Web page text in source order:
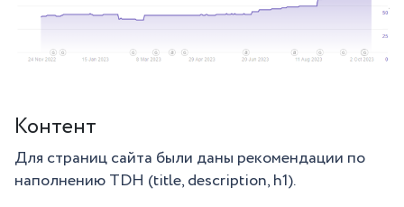
Контент
Для страниц сайта были даны рекомендации по
наполнению TDH (title, description, h1).